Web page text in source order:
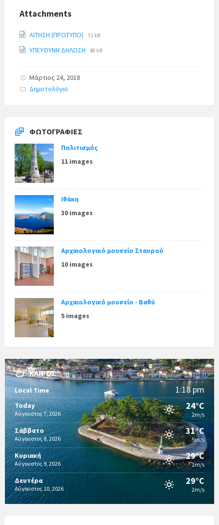
Attachments
ΑΙΤΗΣΗ (ΠΡΟΤΥΠΟ) 31 kB
ΥΠΕΥΘΥΝΗ ΔΗΛΩΣΗ 48 kB
Μάρτιος 24, 2018
C
e
r
i
e
s
:
Δημοτολόγιο
ΦΩΤΟΓΡΑΦΊΕΣ
Πολιτισμός
11 images
Ιθάκη
30 images
Αρχαιολογικό μουσείο Σταυρού
10 images
Αρχαιολογικό μουσείο - Βαθύ
5 images
ΚΑΙΡΌΣ
Local Time 1:18 pm
Today
Αύγουστος 7, 2026
24°C
2m/s
Σάββατο
Αύγουστος 8, 2026
31°C
5m/s
Κυριακή
Αύγουστος 9, 2026
29°C
1m/s
Δευτέρα
Αύγουστος 10, 2026
29°C
2m/s